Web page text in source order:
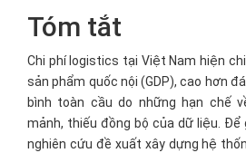
Tóm tắt
Chi phí logistics tại Việt Nam hiện
sản phẩm quốc nội (GDP), cao hơn
bình toàn cầu do những hạn chế
mảnh, thiếu đồng bộ của dữ liệu. Để
nghiên cứu đề xuất xây dựng hệ